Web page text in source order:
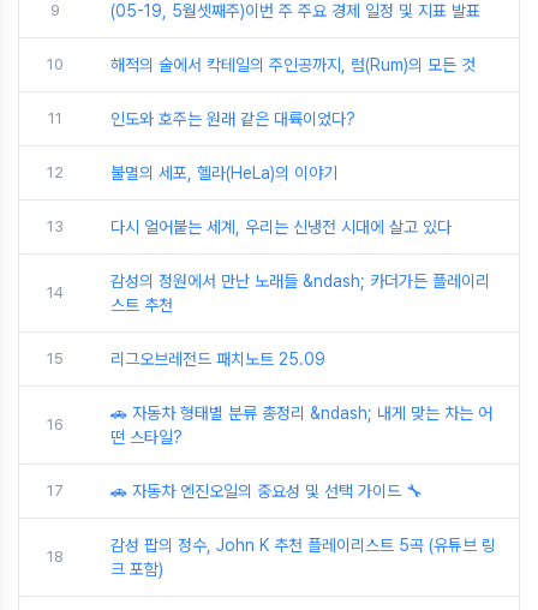
9 (05-19, 5월셋째주)이번 주 주요 경제 일정 및 지표 발표
10 해적의 술에서 칵테일의 주인공까지, 럼(Rum)의 모든 것
11 인도와 호주는 원래 같은 대륙이었다?
12 불멸의 세포, 헬라(HeLa)의 이야기
13 다시 얼어붙는 세계, 우리는 신냉전 시대에 살고 있다
14
감성의 정원에서 만난 노래들 &ndash; 카더가든 플레이리
스트 추천
15 리그오브레전드 패치노트 25.09
16
🚗 자동차 형태별 분류 총정리 &ndash; 내게 맞는 차는 어
떤 스타일?
17 🚗 자동차 엔진오일의 중요성 및 선택 가이드 🔧
18
감성 팝의 정수, John K 추천 플레이리스트 5곡 (유튜브 링
크 포함)